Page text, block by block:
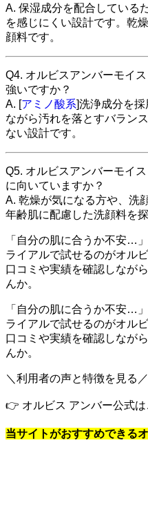
A. 保湿成分を配合している
を感じにくい設計です。乾
顔料です。
Q4. オルビスアンバーモイ
強いですか？
A. [アミノ酸系]洗浄成分を採
ながら汚れを落とすバラン
ない設計です。
Q5. オルビスアンバーモイ
に向いていますか？
A. 乾燥が気になる方や、洗
年齢肌に配慮した洗顔料を
「自分の肌に合うか不安…
ライアルで試せるのがオル
口コミや実績を確認しなが
んか。
「自分の肌に合うか不安…
ライアルで試せるのがオル
口コミや実績を確認しなが
んか。
＼利用者の声と特徴を見る／
👉 オルビス アンバー公式は
当サイトがおすすめできる